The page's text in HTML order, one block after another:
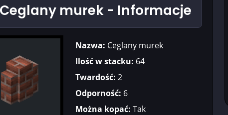
Ceglany murek - Informacje
Nazwa: Ceglany murek
Ilość w stacku: 64
Twardość: 2
Odporność: 6
Można kopać: Tak